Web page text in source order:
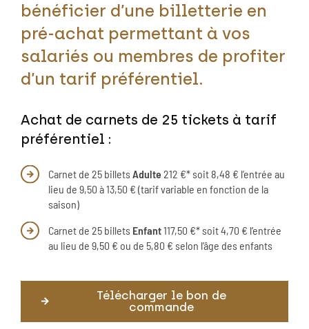
bénéficier d’une billetterie en
pré-achat permettant à vos
salariés ou membres de profiter
d’un tarif préférentiel.
Achat de carnets de 25 tickets à tarif
préférentiel :
Carnet de 25 billets Adulte 212 €* soit 8,48 € l’entrée au
lieu de 9,50 à 13,50 € (tarif variable en fonction de la
saison)
Carnet de 25 billets Enfant117,50 €* soit 4,70 € l’entrée
au lieu de 9,50 € ou de 5,80 € selon l’âge des enfants
Télécharger le bon de
commande